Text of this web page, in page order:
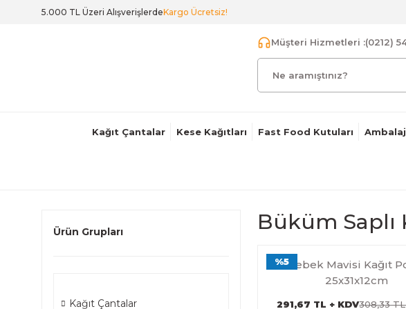
5.000 TL Üzeri AlışverişlerdeKargo Ücretsiz!
Müşteri Hizmetleri :(0212)
Kağıt Çantalar Kese Kağıtları Fast Food Kutuları Ambalaj
Ürün Grupları
Kağıt Çantalar
Büküm Saplı
%5Bebek Mavisi Kağıt
25x31x12cm
291,67 TL + KDV308,33